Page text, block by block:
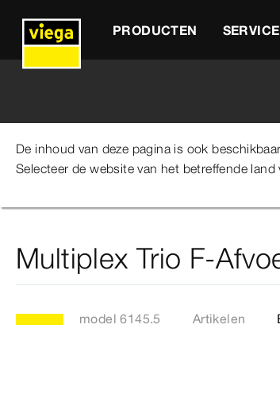
PRODUCTEN SERVICE
De inhoud van deze pagina is ook
Selecteer de website van het betreffende
Viega Belgium Producten Reservedelen
Multiplex Trio F-
model 6145.5 Artikelen